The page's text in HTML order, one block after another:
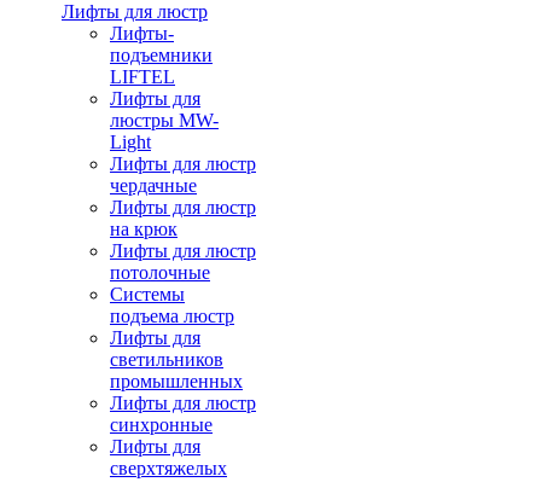
Лифты для люстр
Лифты-
подъемники
LIFTEL
Лифты для
люстры MW-
Light
Лифты для люстр
чердачные
Лифты для люстр
на крюк
Лифты для люстр
потолочные
Системы
подъема люстр
Лифты для
светильников
промышленных
Лифты для люстр
синхронные
Лифты для
сверхтяжелых